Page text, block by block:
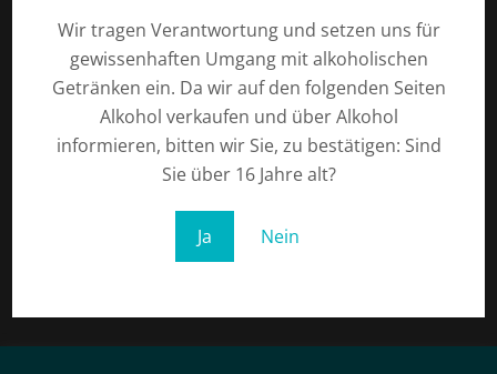
Wir tragen Verantwortung und setzen uns für
gewissenhaften Umgang mit alkoholischen
Getränken ein. Da wir auf den folgenden Seiten
Alkohol verkaufen und über Alkohol
informieren, bitten wir Sie, zu bestätigen: Sind
Sie über 16 Jahre alt?
Ja Nein
Imprint